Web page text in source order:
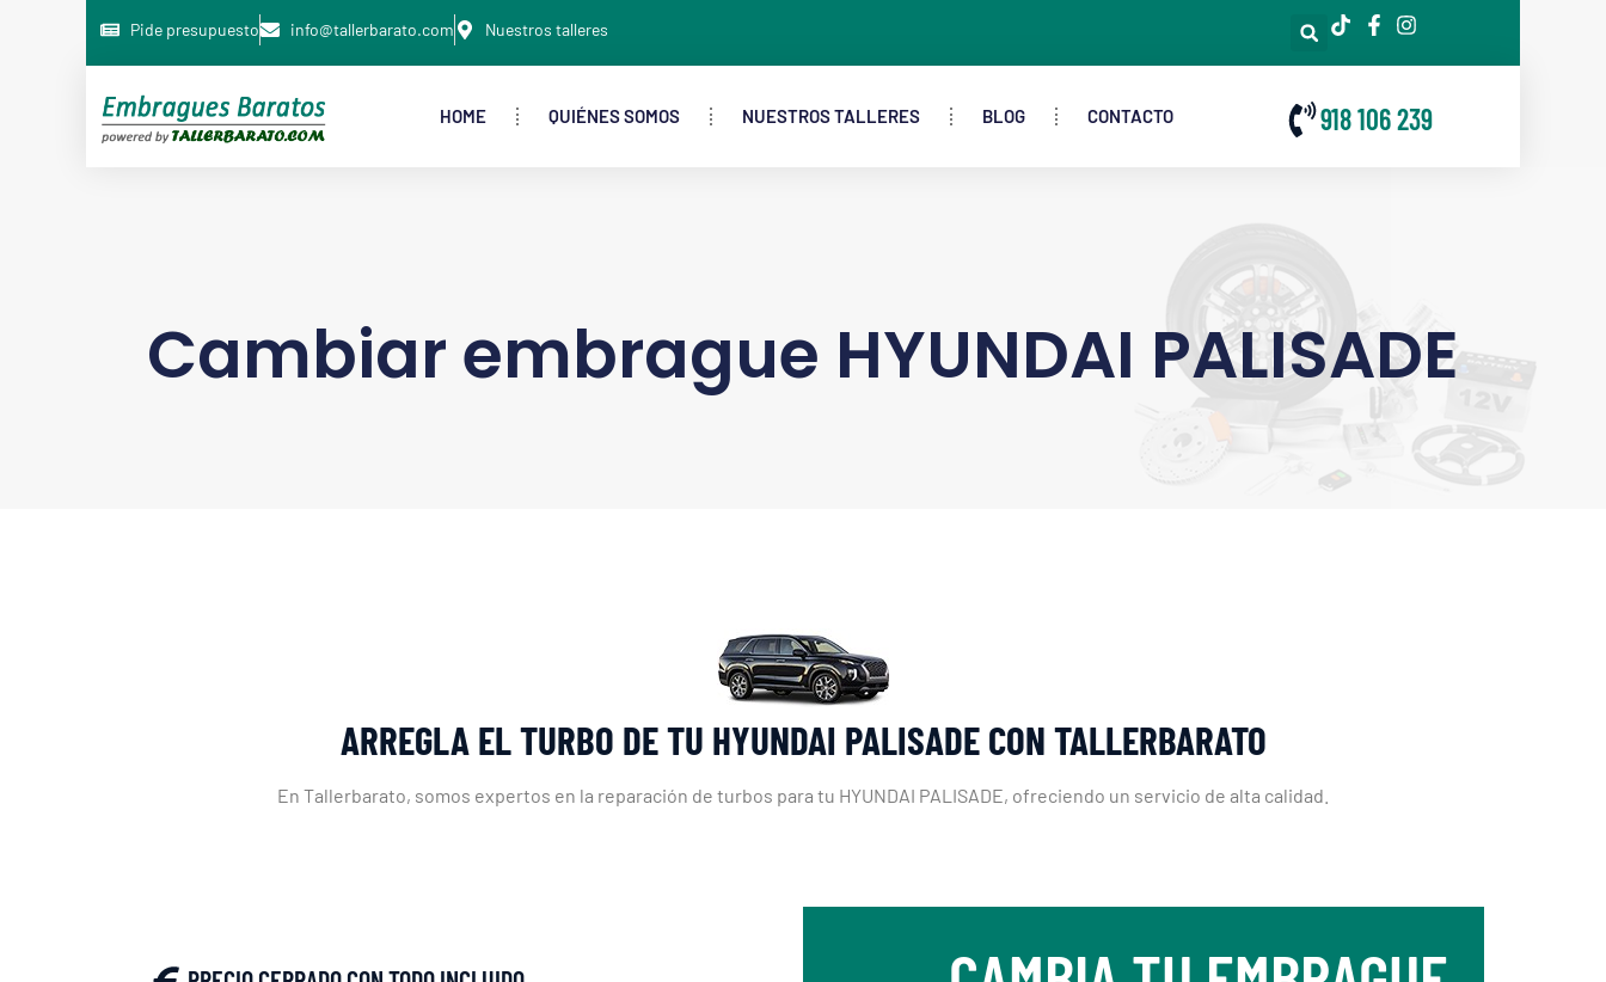
Pide presupuesto info@tallerbarato.com Nuestros talleres
HOME QUIÉNES SOMOS NUESTROS TALLERES BLOG CONTACTO 918 106 239
Cambiar embrague HYUNDAI PALISADE
ARREGLA EL TURBO DE TU HYUNDAI PALISADE CON TALLERBARATO
En Tallerbarato, somos expertos en la reparación de turbos para tu HYUNDAI PALISADE, ofreciendo un servicio de alta calidad.